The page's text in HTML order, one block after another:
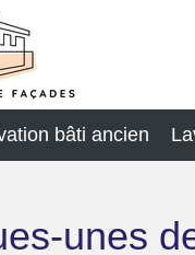
bâti ancien
unes